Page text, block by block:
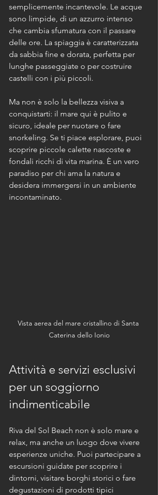
semplicemente incantevole. Le acque
sono limpide, di un azzurro intenso
che cambia sfumatura con il passare
delle ore. La spiaggia è caratterizzata
da sabbia fine e dorata, perfetta per
lunghe passeggiate o per costruire
castelli con i più piccoli.
Ma non è solo la bellezza visiva a
conquistarti: il mare qui è pulito e
sicuro, ideale per nuotare o fare
snorkeling. Se ti piace esplorare, puoi
scoprire piccole calette nascoste e
fondali ricchi di vita marina. È un vero
paradiso per chi ama la natura e
desidera immergersi in un ambiente
incontaminato.
Vista aerea del mare cristallino di Santa
Caterina dello Ionio
Attività e servizi esclusivi
per un soggiorno
indimenticabile
Riva del Sol Beach non è solo mare e
relax, ma anche un luogo dove vivere
esperienze uniche. Puoi partecipare a
escursioni guidate per scoprire i
dintorni, visitare borghi storici o fare
degustazioni di prodotti tipici